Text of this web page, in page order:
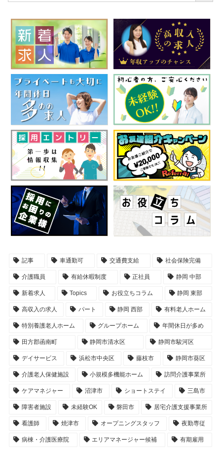
記事 車通勤可 交通費支給 社会保険完備
介護職員 有給休暇制度 正社員 静岡 中部
新着求人 Topics お役立ちコラム 静岡 東部
高収入の求人 パート 静岡 西部 有料老人ホーム
特別養護老人ホーム グループホーム 年間休日が多め
田方郡函南町 静岡市清水区 静岡市駿河区
デイサービス 浜松市中央区 藤枝市 静岡市葵区
介護老人保健施設 小規模多機能ホーム 訪問介護事業所
ケアマネジャー 沼津市 ショートステイ 三島市
障害者施設 未経験OK 磐田市 居宅介護支援事業所
看護師 焼津市 オープニングスタッフ 夜勤専従
病棟・介護医療院 エリアマネージャー候補 有期雇用